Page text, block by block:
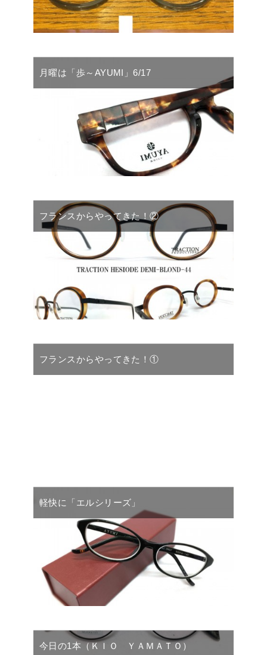
月曜は「歩～AYUMI」6/17
フランスからやってきた！②
フランスからやってきた！①
軽快に「エルシリーズ」
今日の1本（ＫＩＯ ＹＡＭＡＴＯ）